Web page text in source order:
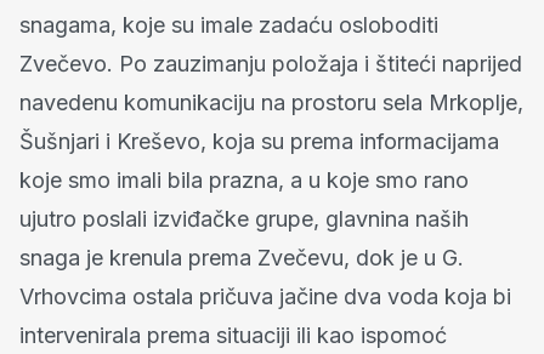
snagama, koje su imale zadaću osloboditi
Zvečevo. Po zauzimanju položaja i štiteći naprijed
navedenu komunikaciju na prostoru sela Mrkoplje,
Šušnjari i Kreševo, koja su prema informacijama
koje smo imali bila prazna, a u koje smo rano
ujutro poslali izviđačke grupe, glavnina naših
snaga je krenula prema Zvečevu, dok je u G.
Vrhovcima ostala pričuva jačine dva voda koja bi
intervenirala prema situaciji ili kao ispomoć